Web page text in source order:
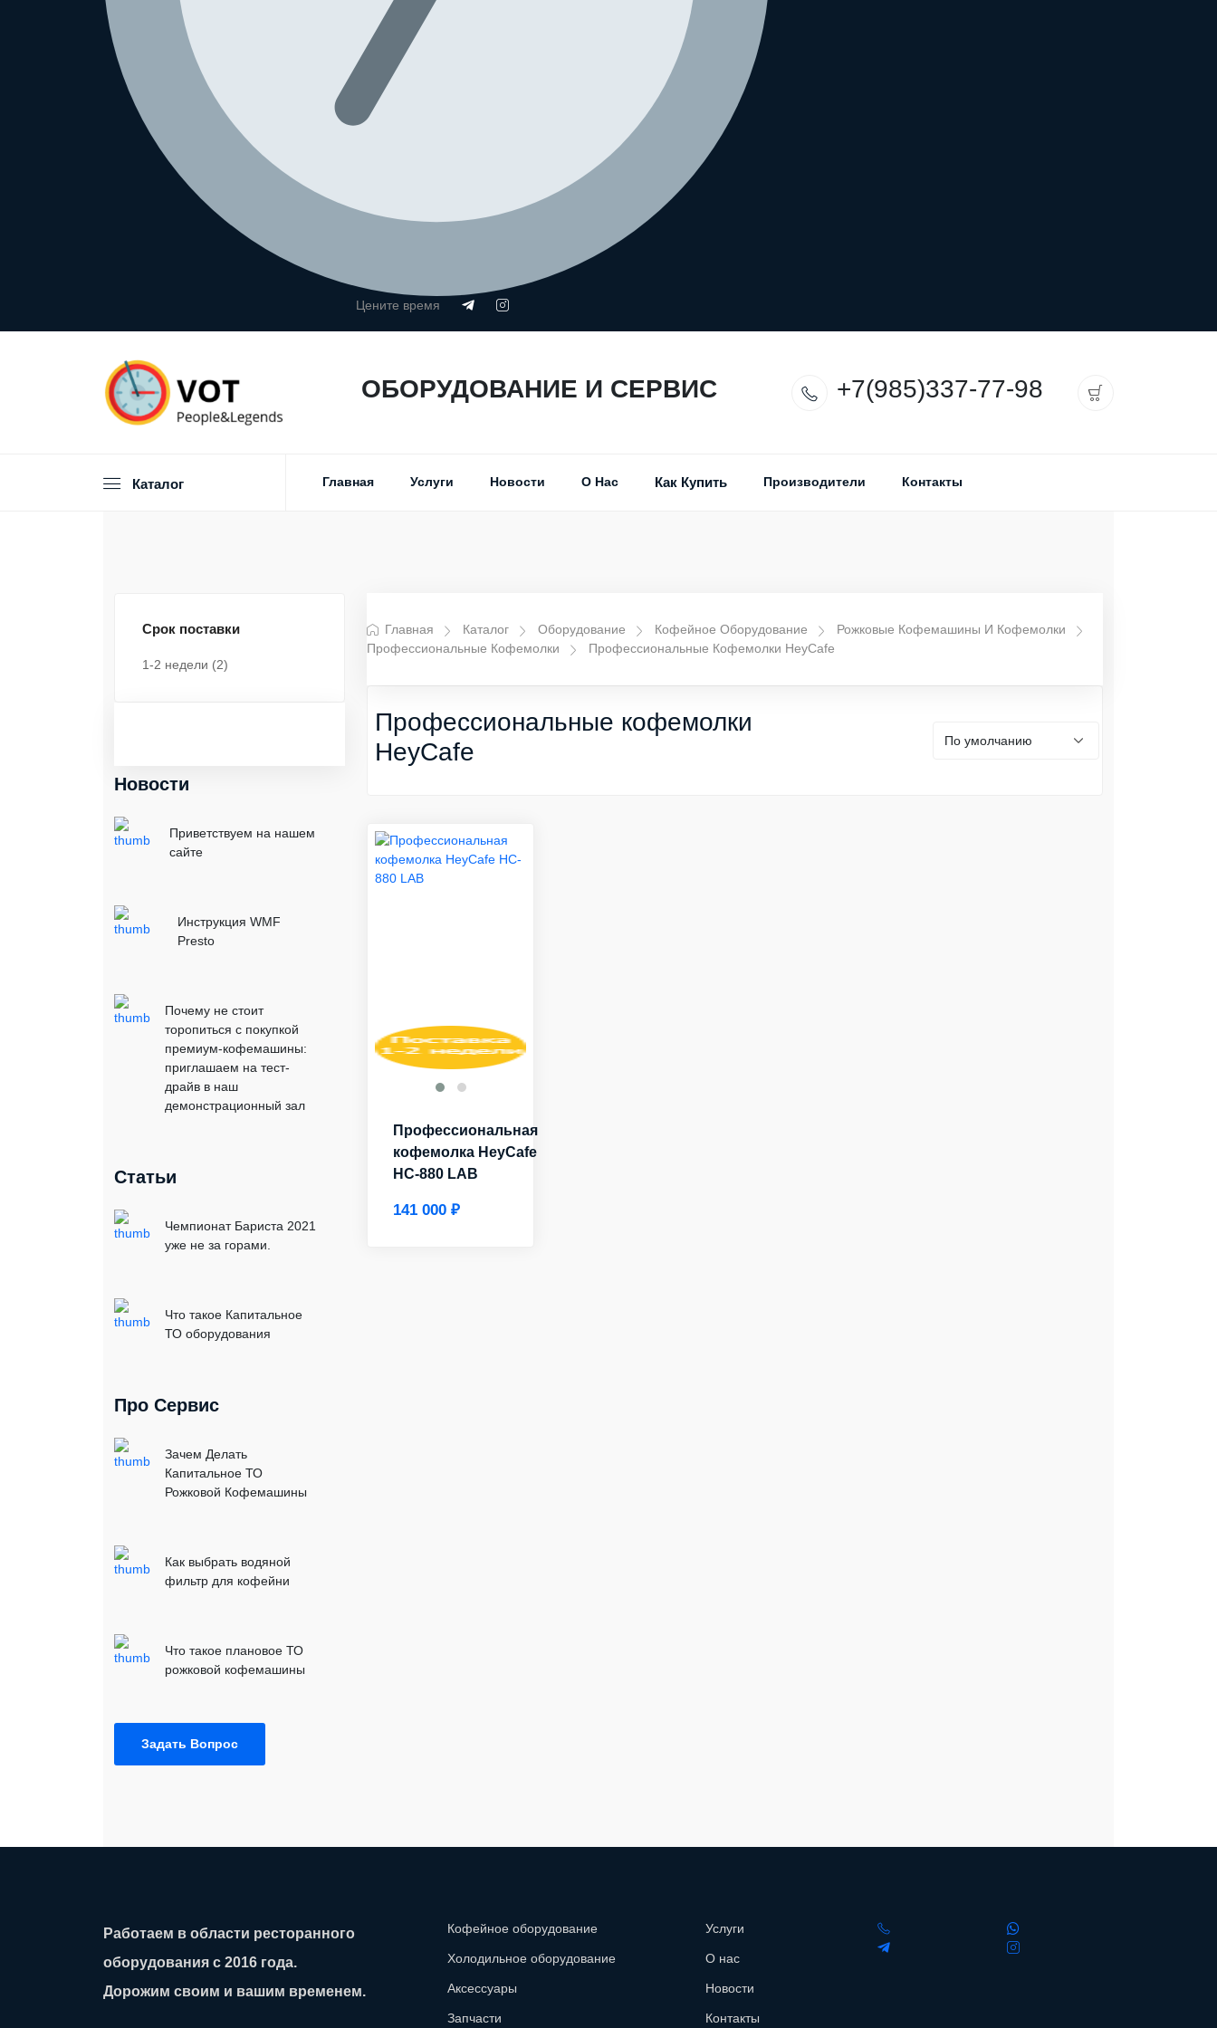
Цените время
ОБОРУДОВАНИЕ И СЕРВИС +7(985)337-77-98
Каталог Главная Услуги Новости О Нас Как Купить Производители Контакты
Главная Каталог Оборудование Кофейное Оборудование
Рожковые Кофемашины И Кофемолки
Профессиональные Кофемолки
Профессиональные Кофемолки HeyCafe
Профессиональные кофемолки
HeyCafe
Профессиональная
кофемолка HeyCafe
HC-880 LAB
141 000 ₽
Срок поставки
1-2 недели (2)
Новости
Приветствуем на нашем
сайте
Инструкция WMF
Presto
Почему не стоит
торопиться с покупкой
премиум-кофемашины:
приглашаем на тест-
драйв в наш
демонстрационный зал
Статьи
Чемпионат Бариста 2021
уже не за горами.
Что такое Капитальное
ТО оборудования
Про Сервис
Зачем Делать
Капитальное ТО
Рожковой Кофемашины
Как выбрать водяной
фильтр для кофейни
Что такое плановое ТО
рожковой кофемашины
Задать Вопрос
Работаем в области ресторанного
оборудования с 2016 года.
Дорожим своим и вашим временем.
Кофейное оборудование
Холодильное оборудование
Аксессуары
Запчасти
Услуги
О нас
Новости
Контакты